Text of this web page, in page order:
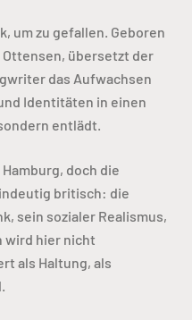
um zu gefallen. Geboren
Ottensen, übersetzt der
das Aufwachsen
Identitäten in einen
entlädt.
doch die
britisch: die
sein sozialer Realismus,
wird hier nicht
als Haltung, als